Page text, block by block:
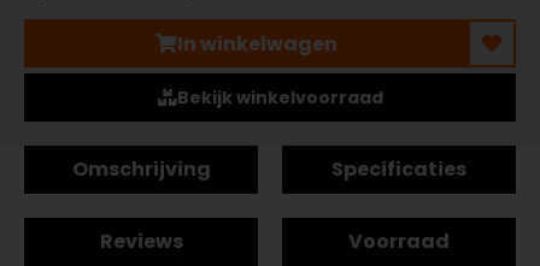
In winkelwagen
Bekijk winkelvoorraad
Omschrijving Specificaties
Reviews
Voorraad